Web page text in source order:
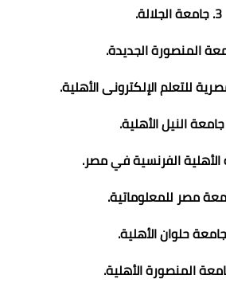
3. جامعة الجلالة.